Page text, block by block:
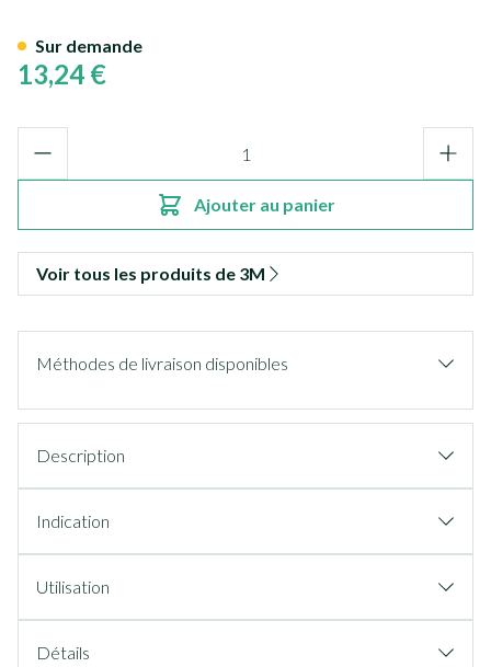
13,24 €
Ajouter au panier
Sur demande
Voir tous les produits de 3M
Méthodes de livraison disponibles
Description
Indication
Utilisation
Détails